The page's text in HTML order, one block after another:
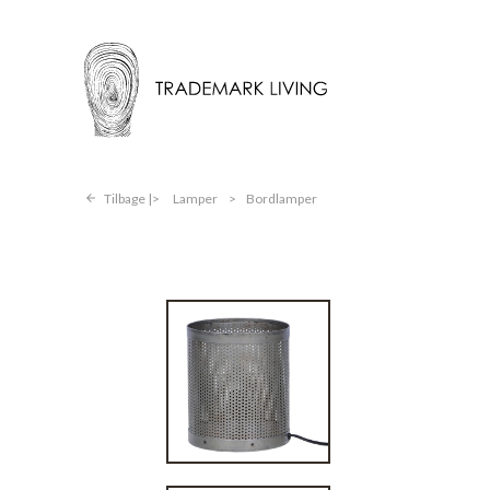
Tilbage | Lamper > Bordlamper